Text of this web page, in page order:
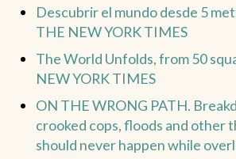
Descubrir el mundo desde 5
THE NEW YORK TIMES
The World Unfolds, from 50
NEW YORK TIMES
ON THE WRONG PATH.
crooked cops, floods and other
should never happen while